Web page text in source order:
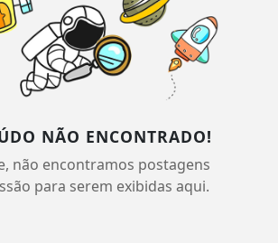
NÃO ENCONTRADO!
não encontramos postagens
para serem exibidas aqui.